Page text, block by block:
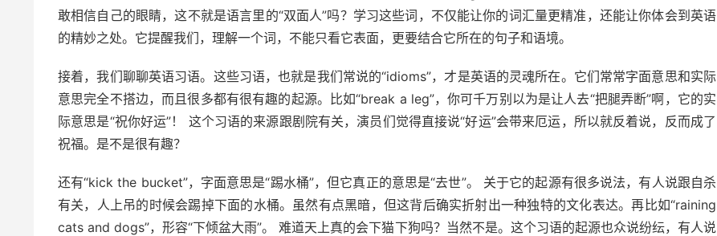
敢相信自己的眼睛，这不就是语言里的“双面人”吗？学习这些词，不仅能让你的词汇量更精准，还能让你体会到英语
的精妙之处。它提醒我们，理解一个词，不能只看它表面，更要结合它所在的句子和语境。
接着，我们聊聊英语习语。这些习语，也就是我们常说的“idioms”，才是英语的灵魂所在。它们常常字面意思和实际
意思完全不搭边，而且很多都有很有趣的起源。比如“break a leg”，你可千万别以为是让人去“把腿弄断”啊，它的实
际意思是“祝你好运”！ 这个习语的来源跟剧院有关，演员们觉得直接说“好运”会带来厄运，所以就反着说，反而成了
祝福。是不是很有趣？
还有“kick the bucket”，字面意思是“踢水桶”，但它真正的意思是“去世”。 关于它的起源有很多说法，有人说跟自杀
有关，人上吊的时候会踢掉下面的水桶。虽然有点黑暗，但这背后确实折射出一种独特的文化表达。再比如“raining
cats and dogs”，形容“下倾盆大雨”。 难道天上真的会下猫下狗吗？当然不是。这个习语的起源也众说纷纭，有人说